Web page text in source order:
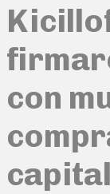
con
capital